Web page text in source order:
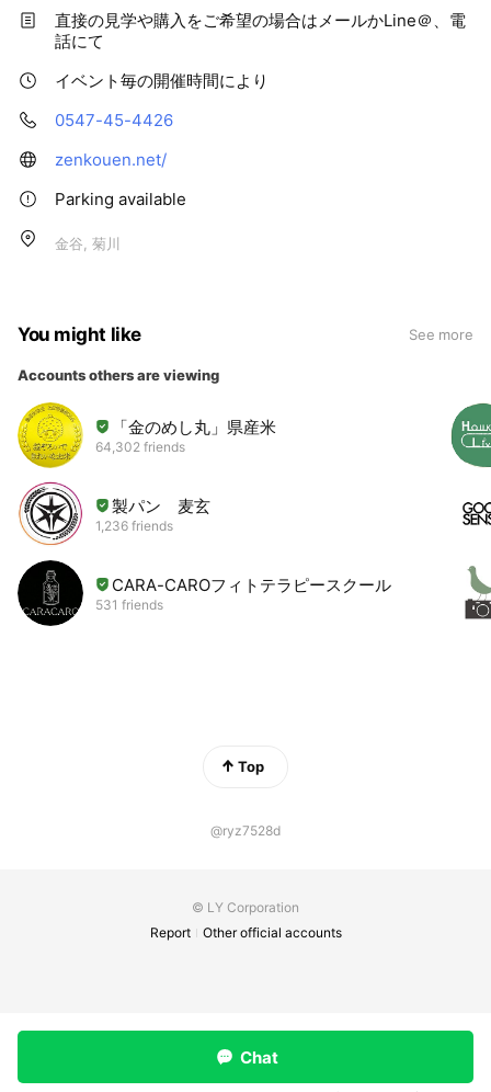
直接の見学や購入をご希望の場合はメールかLine＠、電
話にて
イベント毎の開催時間により
0547-45-4426
zenkouen.net/
Parking available
金谷, 菊川
You might like See more
Accounts others are viewing
「金のめし丸」県産米
64,302 friends
製パン 麦玄
1,236 friends
CARA-CAROフィトテラピースクール
531 friends
Top
@ryz7528d
© LY Corporation
Report
Other official accounts
Chat